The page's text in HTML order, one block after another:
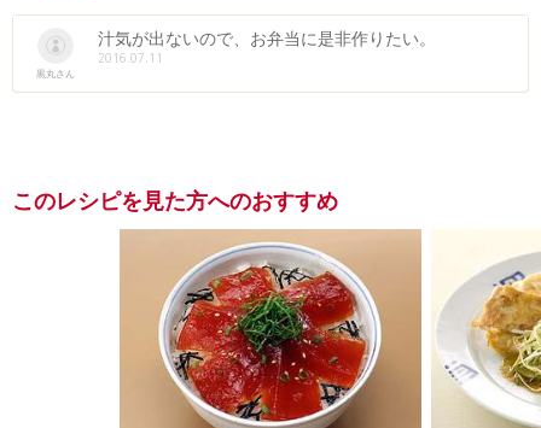
黒丸さん
汁気が出ないので、お弁当に是非作りたい。
2016.07.11
このレシピを見た方へのおすすめ